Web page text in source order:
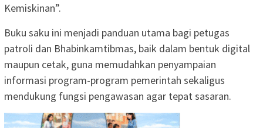
Kemiskinan”.
Buku saku ini menjadi panduan utama bagi petugas
patroli dan Bhabinkamtibmas, baik dalam bentuk digital
maupun cetak, guna memudahkan penyampaian
informasi program-program pemerintah sekaligus
mendukung fungsi pengawasan agar tepat sasaran.